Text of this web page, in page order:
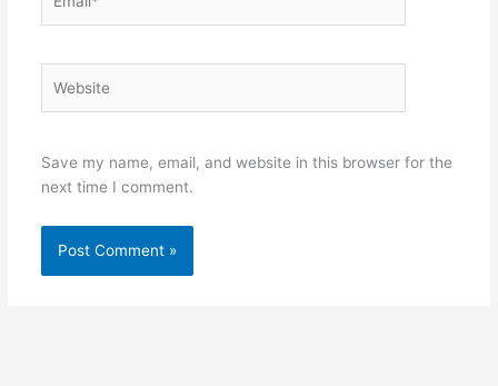
Save my name, email, and website in this browser for the
next time I comment.